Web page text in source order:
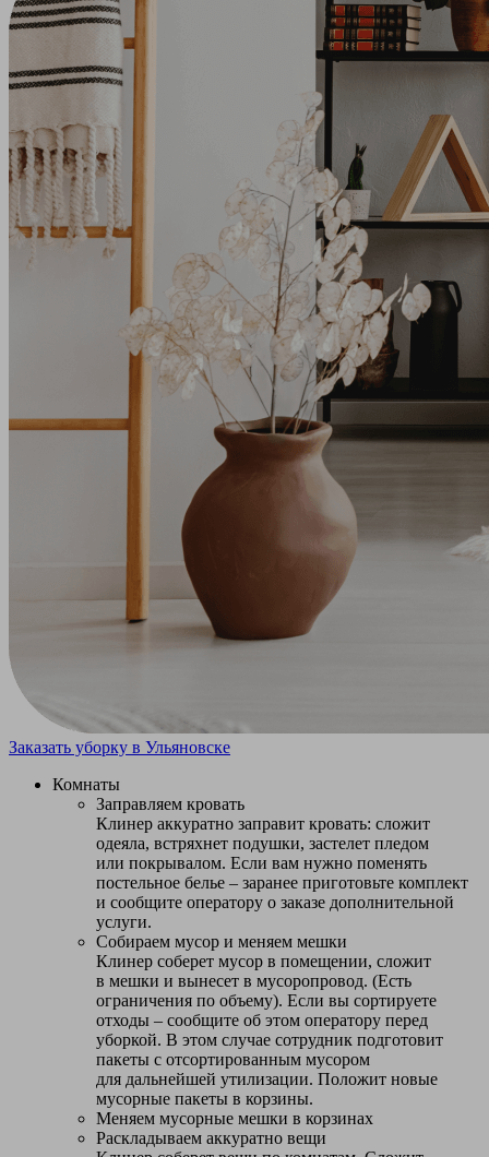
Заказать уборку в Ульяновске
Комнаты
Заправляем кровать
Клинер аккуратно заправит кровать: сложит
одеяла, встряхнет подушки, застелет пледом
или покрывалом. Если вам нужно поменять
постельное белье – заранее приготовьте комплект
и сообщите оператору о заказе дополнительной
услуги.
Собираем мусор и меняем мешки
Клинер соберет мусор в помещении, сложит
в мешки и вынесет в мусоропровод. (Есть
ограничения по объему). Если вы сортируете
отходы – сообщите об этом оператору перед
уборкой. В этом случае сотрудник подготовит
пакеты с отсортированным мусором
для дальнейшей утилизации. Положит новые
мусорные пакеты в корзины.
Меняем мусорные мешки в корзинах
Раскладываем аккуратно вещи